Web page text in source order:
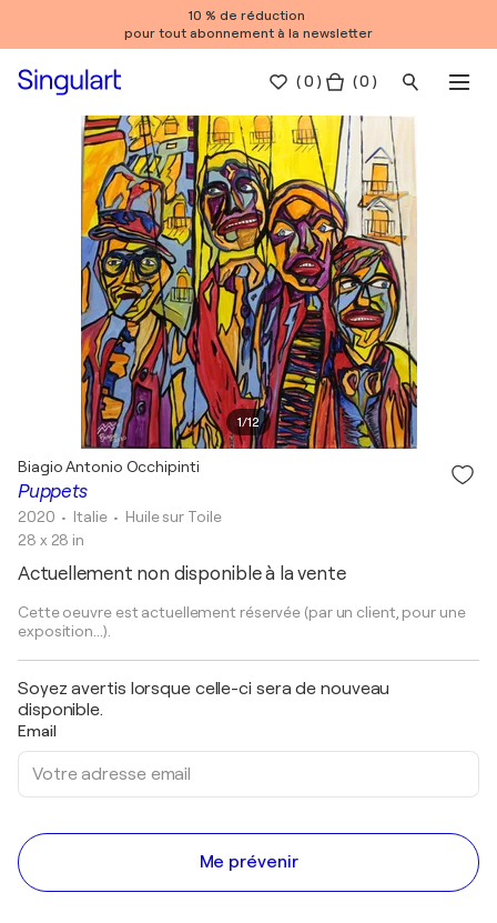
10 % de réduction
pour tout abonnement à la newsletter
(0 ) ( 0 )
1/12
Puppets
Biagio Antonio Occhipinti
2020 • Italie • Huile sur Toile
28 x 28 in
Actuellement non disponible à la vente
Cette oeuvre est actuellement réservée (par un client, pour une
exposition...).
Soyez avertis lorsque celle-ci sera de nouveau
disponible.
Email
Me prévenir